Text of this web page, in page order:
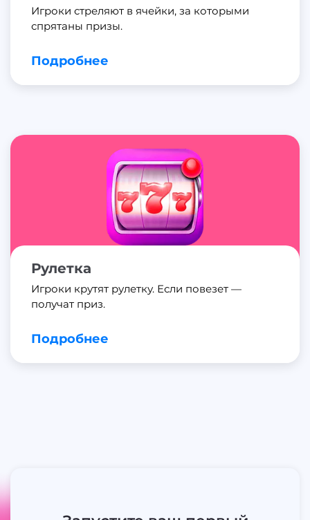
Игроки стреляют в ячейки, за которыми
спрятаны призы.
Подробнее
Рулетка
Игроки крутят рулетку. Если повезет —
получат приз.
Подробнее